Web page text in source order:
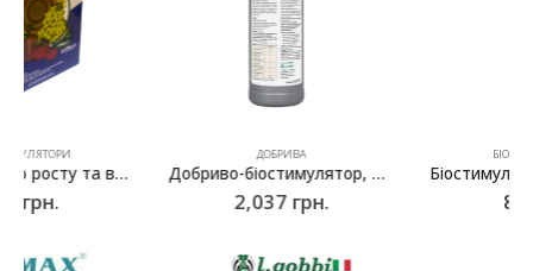
Добриво-біостимулятор, природний антифриз LG 336 (CROPAID ANTIFROST), l.gobbi – 1л Біостимулятор росту, антистресант NeoVivo, Neova – 1 л